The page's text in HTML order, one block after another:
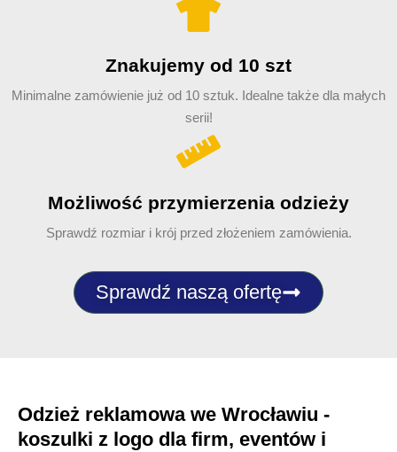
Znakujemy od 10 szt
Minimalne zamówienie już od 10 sztuk. Idealne także dla małych
serii!
Możliwość przymierzenia odzieży
Sprawdź rozmiar i krój przed złożeniem zamówienia.
Sprawdź naszą ofertę
Odzież reklamowa we Wrocławiu -
koszulki z logo dla firm, eventów i